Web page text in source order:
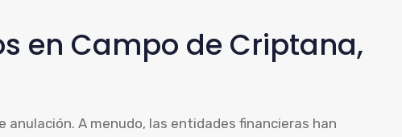
en Campo de Criptana,
A menudo, las entidades financieras han